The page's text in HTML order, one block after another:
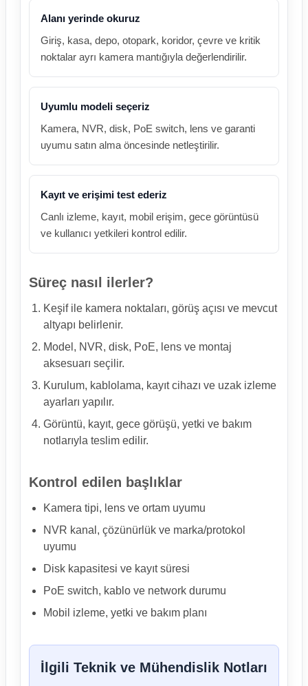
Alanı yerinde okuruz
Giriş, kasa, depo, otopark, koridor, çevre ve kritik
noktalar ayrı kamera mantığıyla değerlendirilir.
Uyumlu modeli seçeriz
Kamera, NVR, disk, PoE switch, lens ve garanti
uyumu satın alma öncesinde netleştirilir.
Kayıt ve erişimi test ederiz
Canlı izleme, kayıt, mobil erişim, gece görüntüsü
ve kullanıcı yetkileri kontrol edilir.
Süreç nasıl ilerler?
Keşif ile kamera noktaları, görüş açısı ve mevcut
altyapı belirlenir.
Model, NVR, disk, PoE, lens ve montaj
aksesuarı seçilir.
Kurulum, kablolama, kayıt cihazı ve uzak izleme
ayarları yapılır.
Görüntü, kayıt, gece görüşü, yetki ve bakım
notlarıyla teslim edilir.
Kontrol edilen başlıklar
Kamera tipi, lens ve ortam uyumu
NVR kanal, çözünürlük ve marka/protokol
uyumu
Disk kapasitesi ve kayıt süresi
PoE switch, kablo ve network durumu
Mobil izleme, yetki ve bakım planı
İlgili Teknik ve Mühendislik Notları